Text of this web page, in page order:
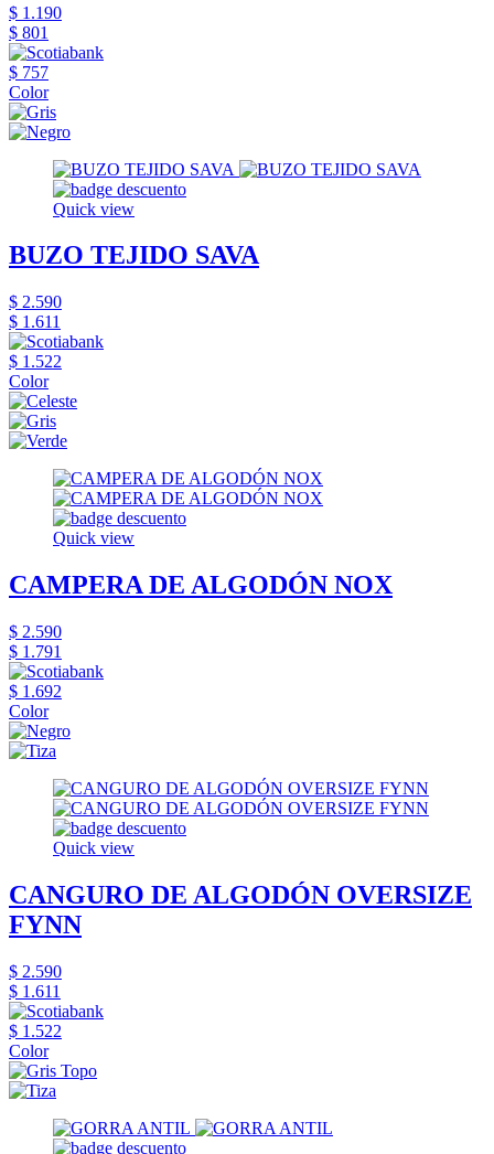
$ 1.190
$ 801
$ 757
Color
Quick view
BUZO TEJIDO SAVA
$ 2.590
$ 1.611
$ 1.522
Color
Quick view
CAMPERA DE ALGODÓN NOX
$ 2.590
$ 1.791
$ 1.692
Color
Quick view
CANGURO DE ALGODÓN OVERSIZE
FYNN
$ 2.590
$ 1.611
$ 1.522
Color